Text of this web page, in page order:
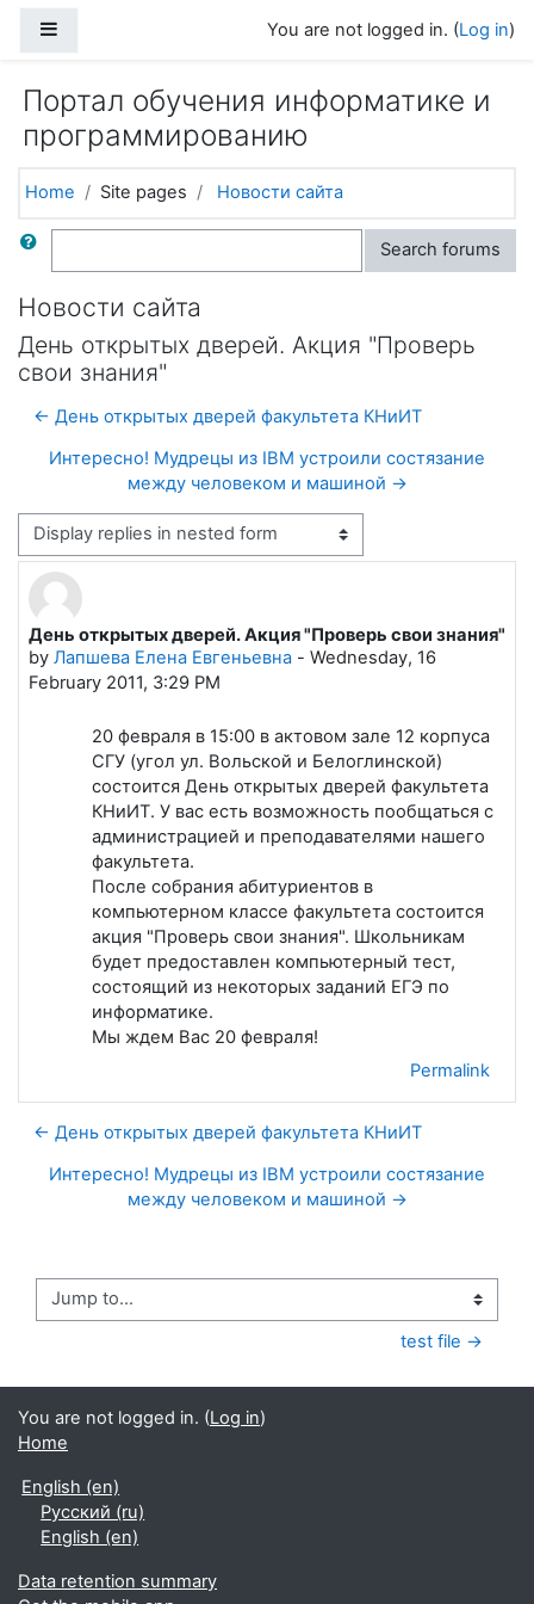
You are not logged in. (Log in)
Портал обучения информатике и
программированию
Home Site pages Новости сайта
Search Search forums
Новости сайта
День открытых дверей. Акция "Проверь
свои знания"
← День открытых дверей факультета КНиИТ
Интересно! Мудрецы из IBM устроили состязание
между человеком и машиной →
Display mode
День открытых дверей. Акция "Проверь свои знания"
by Лапшева Елена Евгеньевна - Wednesday, 16
February 2011, 3:29 PM
Number of replies: 0
20 февраля в 15:00 в актовом зале 12 корпуса
СГУ (угол ул. Вольской и Белоглинской)
состоится День открытых дверей факультета
КНиИТ. У вас есть возможность пообщаться с
администрацией и преподавателями нашего
факультета.
После собрания абитуриентов в
компьютерном классе факультета состоится
акция "Проверь свои знания". Школьникам
будет предоставлен компьютерный тест,
состоящий из некоторых заданий ЕГЭ по
информатике.
Мы ждем Вас 20 февраля!
Permalink
← День открытых дверей факультета КНиИТ
Интересно! Мудрецы из IBM устроили состязание
между человеком и машиной →
Jump to...
test file →
You are not logged in. (Log in)
Home
English ‎(en)‎
Русский ‎(ru)‎
English ‎(en)‎
Data retention summary